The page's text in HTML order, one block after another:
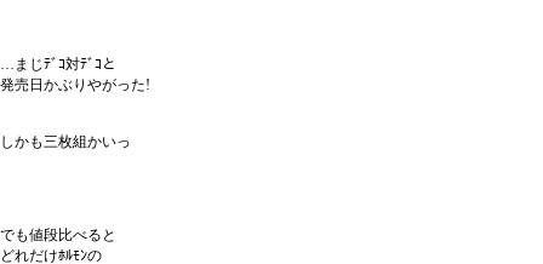
…まじﾃﾞｺ対ﾃﾞｺと
発売日かぶりやがった!
しかも三枚組かいっ
でも値段比べると
どれだけﾎﾙﾓﾝの